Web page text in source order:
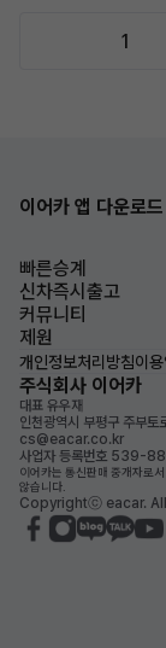
1
이어카 앱 다운로드
빠른승계
신차즉시출고
커뮤니티
제원
개인정보처리방침이
주식회사 이어카
대표 유우재
인천광역시 부평구 주부
cs@eacar.co.kr
사업자 등록번호
이어카는 통신판매 중개자로
않습니다.
Copyrightⓒ eacar.